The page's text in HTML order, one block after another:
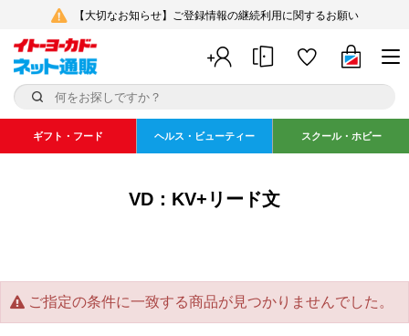
【大切なお知らせ】ご登録情報の継続利用に関するお願い
ギフト・フード ヘルス・ビューティー スクール・ホビー
VD：KV+リード文
ご指定の条件に一致する商品が見つかりませんでした。